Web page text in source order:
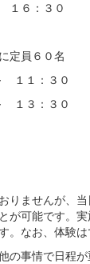
６：３０
定員６０名
１：３０
３：３０
りませんが、
が可能です。
。なお、体験は
の事情で日程が